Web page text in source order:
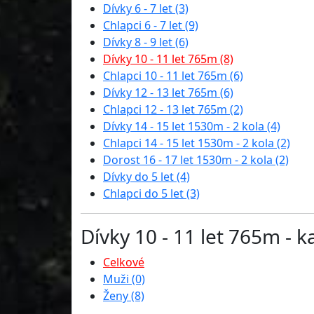
Dívky 6 - 7 let (3)
Chlapci 6 - 7 let (9)
Dívky 8 - 9 let (6)
Dívky 10 - 11 let 765m (8)
Chlapci 10 - 11 let 765m (6)
Dívky 12 - 13 let 765m (6)
Chlapci 12 - 13 let 765m (2)
Dívky 14 - 15 let 1530m - 2 kola (4)
Chlapci 14 - 15 let 1530m - 2 kola (2)
Dorost 16 - 17 let 1530m - 2 kola (2)
Dívky do 5 let (4)
Chlapci do 5 let (3)
Dívky 10 - 11 let 765m -
Celkové
Muži (0)
Ženy (8)